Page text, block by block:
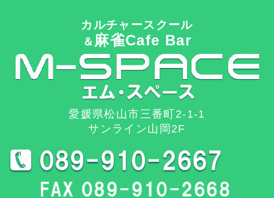
カルチャースクール
＆ 麻雀Cafe Bar
愛媛県松山市三番町2-1-1
サンライン山岡2F